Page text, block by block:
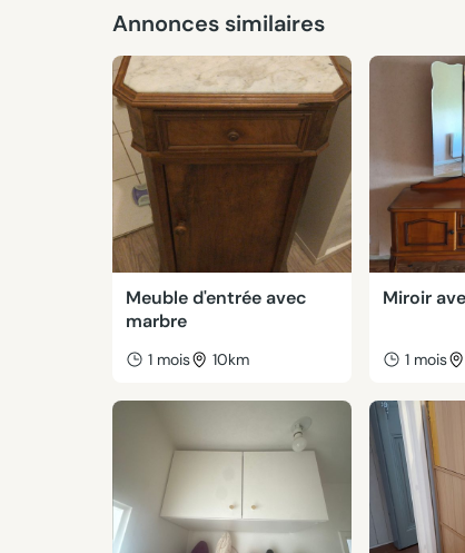
Annonces similaires
Meuble d'entrée avec
marbre
1 mois 10km
Miroir
1 mois